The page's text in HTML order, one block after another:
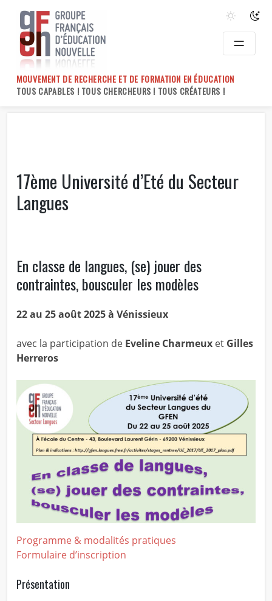
content
MOUVEMENT DE RECHERCHE ET DE FORMATION EN ÉDUCATION
TOUS CAPABLES ! TOUS CHERCHEURS ! TOUS CRÉATEURS !
17ème Université d’Eté du Secteur
Langues
En classe de langues, (se) jouer des
contraintes, bousculer les modèles
22 au 25 août 2025 à Vénissieux
avec la participation de Eveline Charmeuxet Gilles
Herreros
Programme & modalités pratiques
Formulaire d’inscription
Présentation